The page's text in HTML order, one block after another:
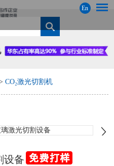
En
CO₂激光切割机
设备